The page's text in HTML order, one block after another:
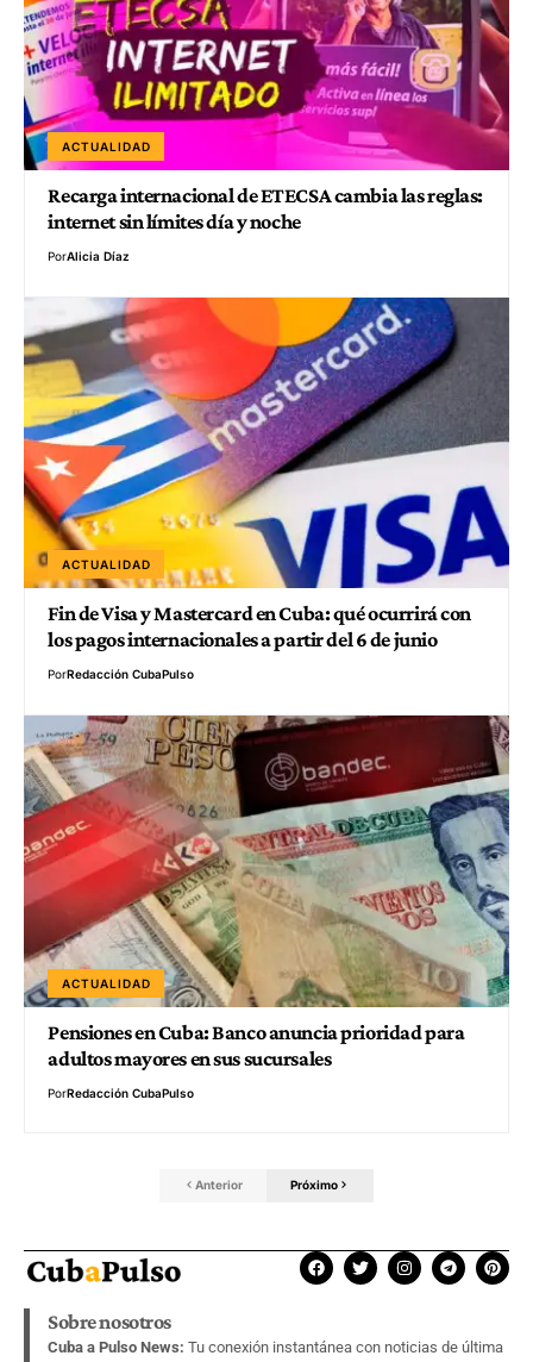
ACTUALIDAD
Recarga internacional de ETECSA cambia las reglas:
internet sin límites día y noche
PorAlicia Díaz
ACTUALIDAD
Fin de Visa y Mastercard en Cuba: qué ocurrirá con
los pagos internacionales a partir del 6 de junio
PorRedacción CubaPulso
ACTUALIDAD
Pensiones en Cuba: Banco anuncia prioridad para
adultos mayores en sus sucursales
PorRedacción CubaPulso
Anterior Próximo
Sobre nosotros
Cuba a Pulso News: Tu conexión instantánea con noticias de última